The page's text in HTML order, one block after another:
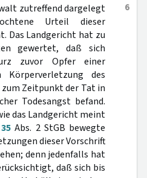
6
zutreffend dargelegt
Urteil dieser
Das Landgericht hat zu
gewertet, daß sich
zuvor Opfer einer
Körperverletzung des
Zeitpunkt der Tat in
Todesangst befand.
das Landgericht meint
35 Abs. 2 StGB bewegte
dieser Vorschrift
denn jedenfalls hat
daß sich bis